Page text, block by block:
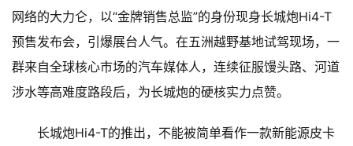
网络的大力仑，以“金牌销售总监”的身份现身长城炮Hi4-T
预售发布会，引爆展台人气。在五洲越野基地试驾现场，一
群来自全球核心市场的汽车媒体人，连续征服馒头路、河道
涉水等高难度路段后，为长城炮的硬核实力点赞。
长城炮Hi4-T的推出，不能被简单看作一款新能源皮卡